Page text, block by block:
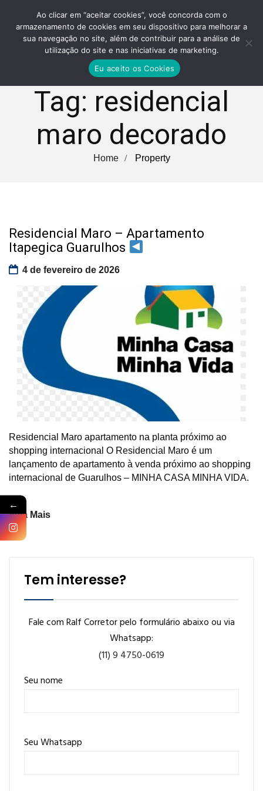
Tag: residencial
maro decorado
Home Property
Residencial Maro – Apartamento
Itapegica Guarulhos
4 de fevereiro de 2026
Residencial Maro apartamento na planta próximo ao
shopping internacional O Residencial Maro é um
lançamento de apartamento à venda próximo ao shopping
internacional de Guarulhos – MINHA CASA MINHA VIDA.
Veja Mais
Tem interesse?
Fale com Ralf Corretor pelo formulário abaixo ou via
Whatsapp:
(11) 9 4750-0619
Seu nome
Seu Whatsapp
←
Ao clicar em “aceitar cookies”, você concorda com o
armazenamento de cookies em seu dispositivo para melhorar a
sua navegação no site, além de contribuir para a análise de
utilização do site e nas iniciativas de marketing.
Eu aceito os Cookies